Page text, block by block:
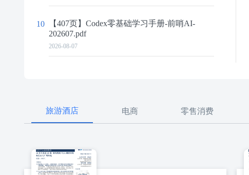
10
【407页】Codex零基础学习手册-前哨AI-
202607.pdf
2026-08-07
旅游酒店 电商 零售消费